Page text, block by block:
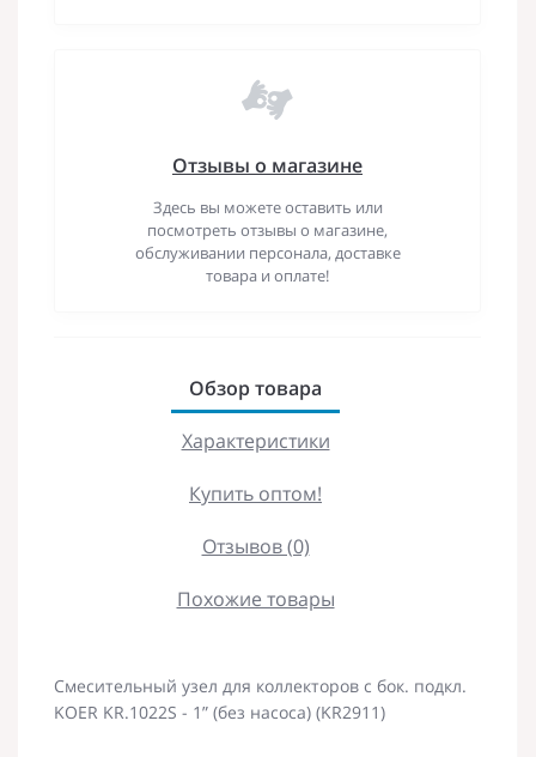
Отзывы о магазине
Здесь вы можете оставить или
посмотреть отзывы о магазине,
обслуживании персонала, доставке
товара и оплате!
Обзор товара
Характеристики
Купить оптом!
Отзывов (0)
Похожие товары
Смесительный узел для коллекторов с бок. подкл.
KOER KR.1022S - 1” (без насоса) (KR2911)